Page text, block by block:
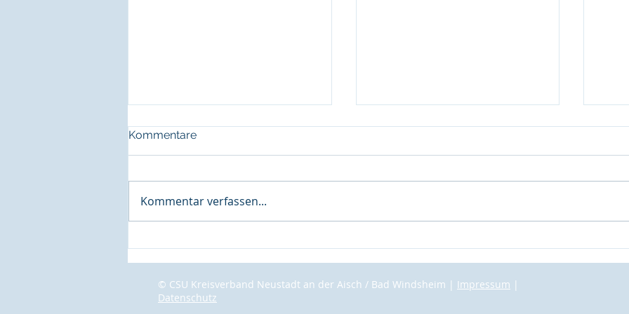
Inland“
Kliniken notwendig“
Kommentare
Kommentar verfassen...
© CSU Kreisverband Neustadt an der Aisch / Bad Windsheim | Impressum |
Datenschutz